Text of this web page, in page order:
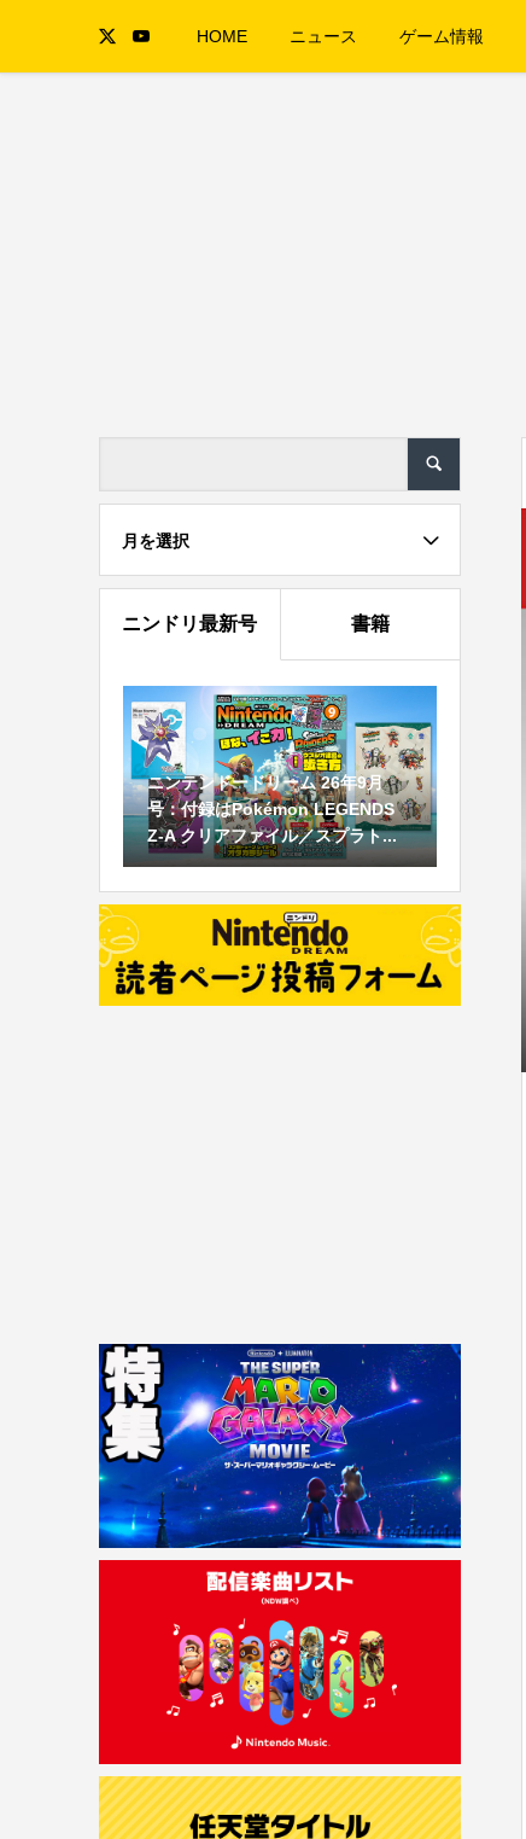
HOME ニュース ゲーム情報
月を選択
ニンドリ最新号 書籍
ニンテンドードリーム 26年9月
号：付録はPokémon LEGENDS
Z-A クリアファイル／スプラト...